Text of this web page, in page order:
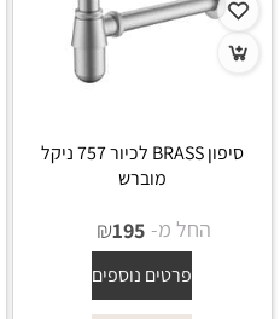
סיפון BRASS לכיור 757 ניקל
מוברש
החל מ- ₪195
פרטים נוספים